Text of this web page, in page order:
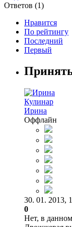
Ответов (1)
Нравится
По рейтингу
Последний
Первый
Кулинар
Ирина
Оффлайн
30. 01. 2013,
0
Нет, в